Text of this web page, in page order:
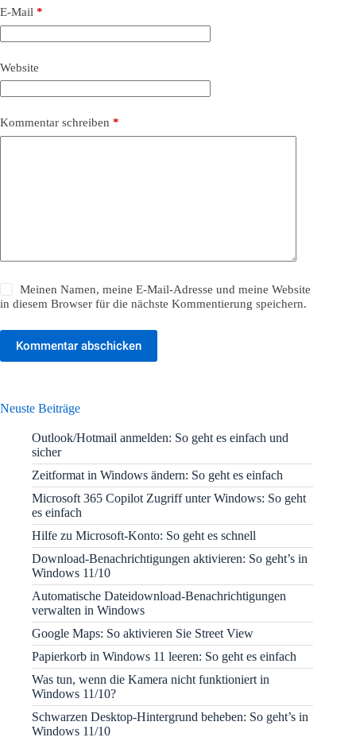
E-Mail *
Website
Kommentar schreiben *
Meinen Namen, meine E-Mail-Adresse und meine Website
in diesem Browser für die nächste Kommentierung speichern.
Kommentar abschicken
Neuste Beiträge
Outlook/Hotmail anmelden: So geht es einfach und
sicher
Zeitformat in Windows ändern: So geht es einfach
Microsoft 365 Copilot Zugriff unter Windows: So geht
es einfach
Hilfe zu Microsoft-Konto: So geht es schnell
Download-Benachrichtigungen aktivieren: So geht’s in
Windows 11/10
Automatische Dateidownload-Benachrichtigungen
verwalten in Windows
Google Maps: So aktivieren Sie Street View
Papierkorb in Windows 11 leeren: So geht es einfach
Was tun, wenn die Kamera nicht funktioniert in
Windows 11/10?
Schwarzen Desktop-Hintergrund beheben: So geht’s in
Windows 11/10